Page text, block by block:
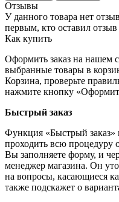
Отзывы
У данного товара нет
первым, кто оставил отзыв
Как купить
Оформить заказ на нашем
выбранные товары в
Корзина, проверьте
нажмите кнопку
Быстрый заказ
Функция «Быстрый заказ»
проходить всю процедуру
Вы заполняете форму, и
менеджер магазина. Он
на вопросы, касающиеся
также подскажет о